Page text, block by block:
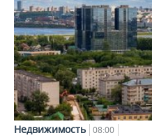
Недвижимость 08:00